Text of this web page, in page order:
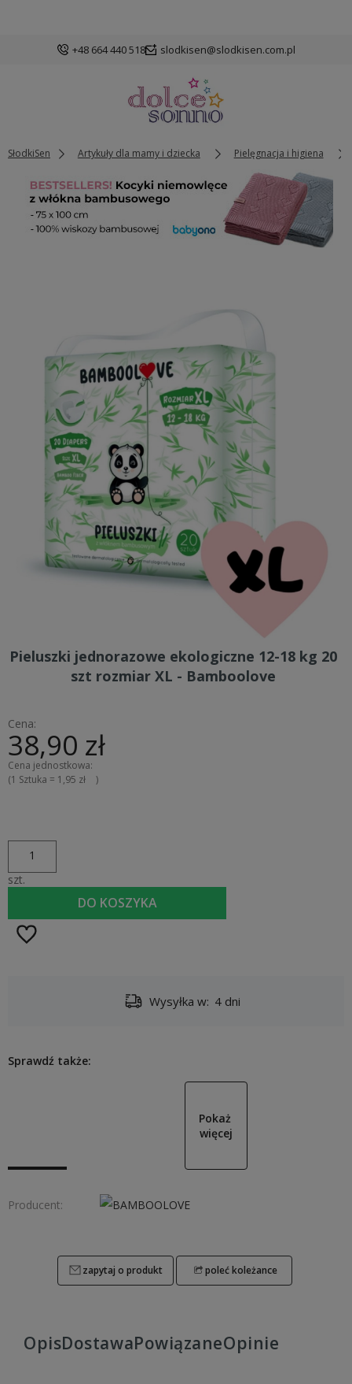
+48 664 440 518 slodkisen@slodkisen.com.pl
SłodkiSen Artykuły dla mamy i dziecka Pielęgnacja i higiena
Pieluszki jednorazowe ekologiczne 12-18 kg 20
szt rozmiar XL - Bamboolove
Cena:
38,90 zł
(1 Sztuka = 1,95 zł )
szt.
DO KOSZYKA
Wysyłka w: 4 dni
Sprawdź także:
Pokaż
więcej
Producent:
zapytaj o produkt poleć koleżance
OpisDostawaPowiązaneOpinie